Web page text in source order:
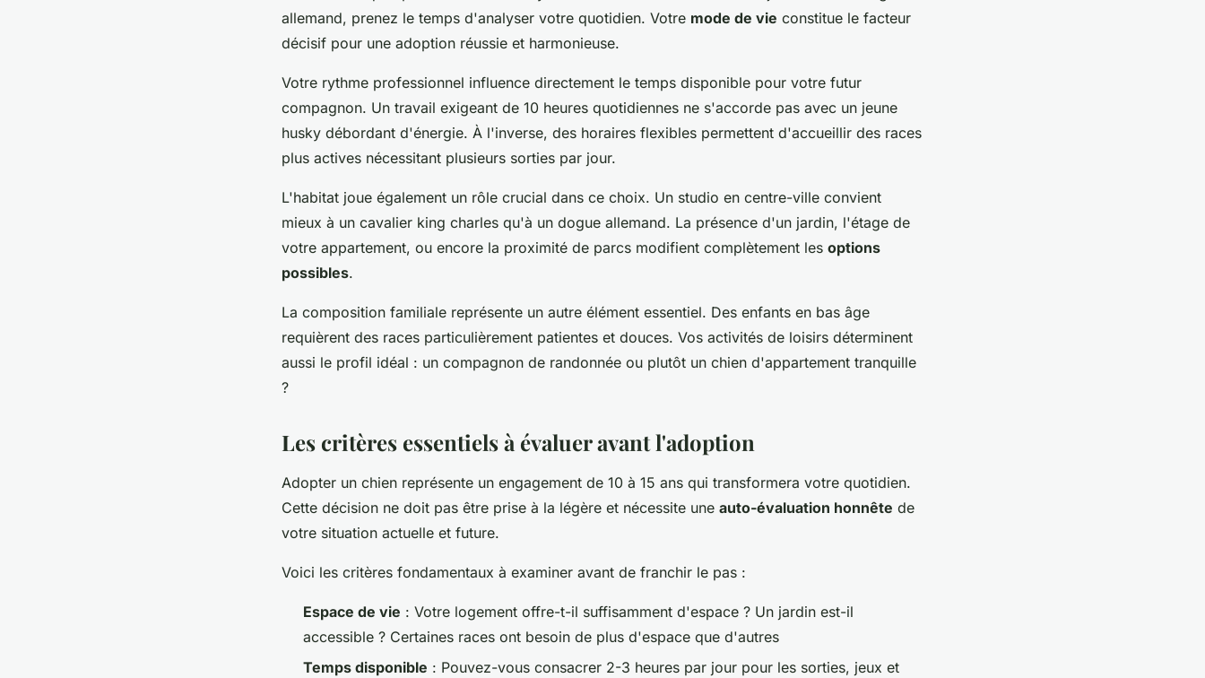
allemand, prenez le temps d'analyser votre quotidien. Votre mode de vie constitue le facteur
décisif pour une adoption réussie et harmonieuse.
Votre rythme professionnel influence directement le temps disponible pour votre futur
compagnon. Un travail exigeant de 10 heures quotidiennes ne s'accorde pas avec un jeune
husky débordant d'énergie. À l'inverse, des horaires flexibles permettent d'accueillir des races
plus actives nécessitant plusieurs sorties par jour.
L'habitat joue également un rôle crucial dans ce choix. Un studio en centre-ville convient
mieux à un cavalier king charles qu'à un dogue allemand. La présence d'un jardin, l'étage de
votre appartement, ou encore la proximité de parcs modifient complètement les options
possibles.
La composition familiale représente un autre élément essentiel. Des enfants en bas âge
requièrent des races particulièrement patientes et douces. Vos activités de loisirs déterminent
aussi le profil idéal : un compagnon de randonnée ou plutôt un chien d'appartement tranquille
?
Les critères essentiels à évaluer avant l'adoption
Adopter un chien représente un engagement de 10 à 15 ans qui transformera votre quotidien.
Cette décision ne doit pas être prise à la légère et nécessite une auto-évaluation honnête de
votre situation actuelle et future.
Voici les critères fondamentaux à examiner avant de franchir le pas :
Espace de vie : Votre logement offre-t-il suffisamment d'espace ? Un jardin est-il
accessible ? Certaines races ont besoin de plus d'espace que d'autres
Temps disponible : Pouvez-vous consacrer 2-3 heures par jour pour les sorties, jeux et